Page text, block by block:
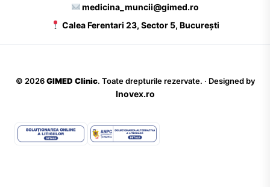
medicina_muncii@gimed.ro
Calea Ferentari 23, Sector 5, București
© 2026 GIMED Clinic. Toate drepturile rezervate. · Designed by
Inovex.ro